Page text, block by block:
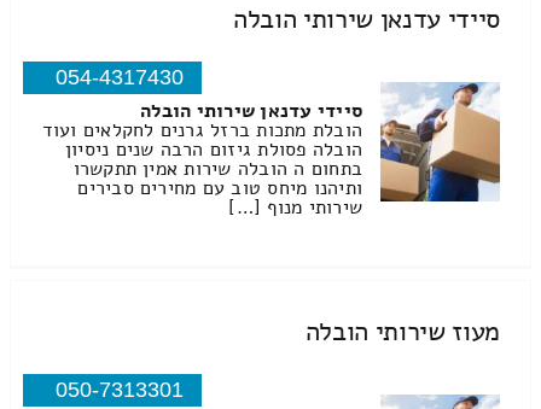
סיידי עדנאן שירותי הובלה
054-4317430
סיידי עדנאן שירותי הובלה
הובלת מתכות ברזל גרנים לחקלאים ועוד
הובלה פסולת גיזום הרבה שנים ניסיון
בתחום ה הובלה שירות אמין תתקשרו
ותיהנו מיחס טוב עם מחירים סבירים
שירותי מנוף […]
מעוז שירותי הובלה
050-7313301